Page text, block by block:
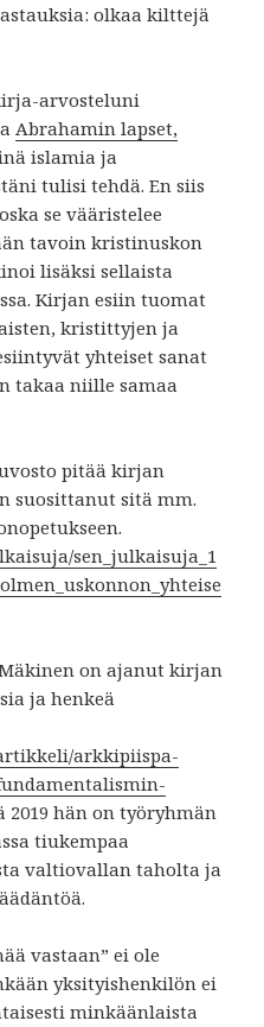
olkaa kilttejä
arvosteluni
Abrahamin lapset,
islamia ja
tulisi tehdä. En siis
se vääristelee
tavoin kristinuskon
lisäksi sellaista
Kirjan esiin tuomat
kristittyjen ja
yhteiset sanat
takaa niille samaa
pitää kirjan
suosittanut sitä mm.
sen_julkaisuja_1
on ajanut kirjan
ja henkeä
arkkipiispa-
2019 hän on työryhmän
tiukempaa
valtiovallan taholta ja
vastaan” ei ole
yksityishenkilön ei
minkäänlaista